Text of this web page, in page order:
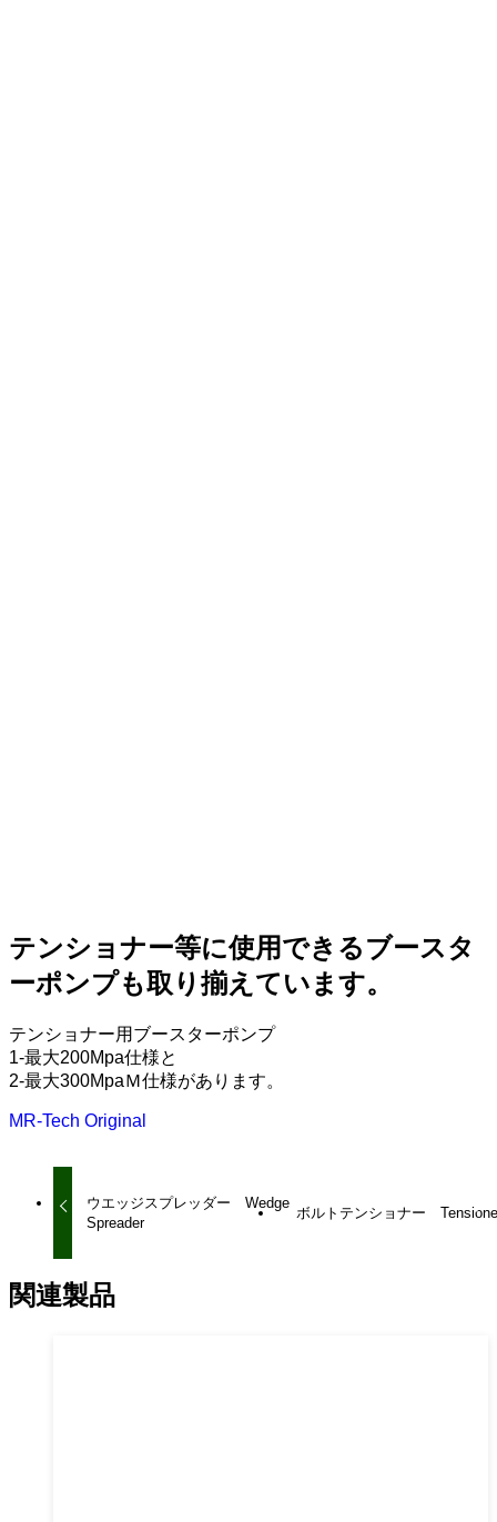
テンショナー等に使用できるブースタ
ーポンプも取り揃えています。
テンショナー用ブースターポンプ
1-最大200Mpa仕様と
2-最大300MpaＭ仕様があります。
MR-Tech Original
ウエッジスプレッダー Wedge
Spreader
ボルトテンショナー
関連製品